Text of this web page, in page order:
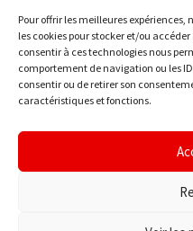
Pour offrir les meilleures
les cookies pour stocker et/ou
consentir à ces technologies nous
comportement de navigation ou les
consentir ou de retirer son
caractéristiques et fonctions.
Réclamations